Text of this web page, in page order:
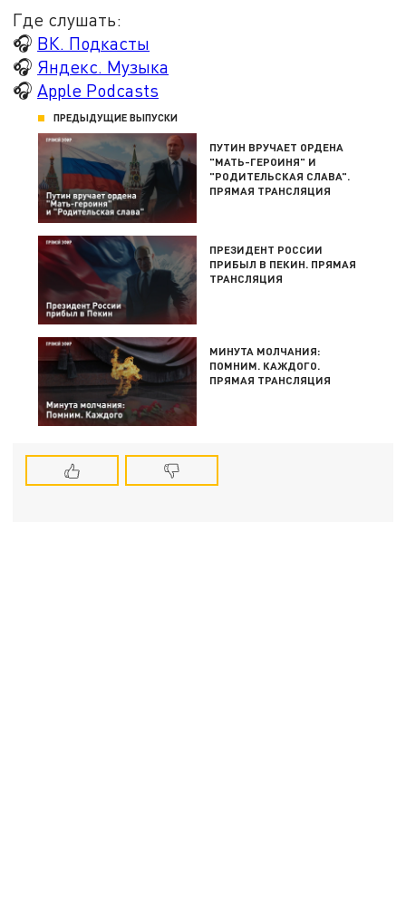
Где слушать:
🎧 ВК. Подкасты
🎧 Яндекс. Музыка
🎧 Apple Podcasts
ПРЕДЫДУЩИЕ ВЫПУСКИ
ПУТИН ВРУЧАЕТ ОРДЕНА
"МАТЬ-ГЕРОИНЯ" И
"РОДИТЕЛЬСКАЯ СЛАВА".
ПРЯМАЯ ТРАНСЛЯЦИЯ
ПРЕЗИДЕНТ РОССИИ
ПРИБЫЛ В ПЕКИН. ПРЯМАЯ
ТРАНСЛЯЦИЯ
МИНУТА МОЛЧАНИЯ:
ПОМНИМ. КАЖДОГО.
ПРЯМАЯ ТРАНСЛЯЦИЯ